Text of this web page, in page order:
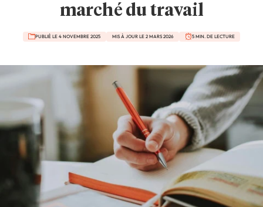
marché du travail
PUBLIÉ LE 4 NOVEMBRE 2025 MIS À JOUR LE 2 MARS 2026 5 MIN. DE LECTURE